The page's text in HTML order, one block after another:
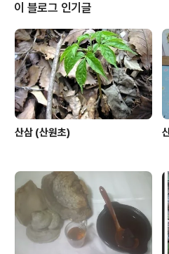
이 블로그 인기글
산삼 (산원초)